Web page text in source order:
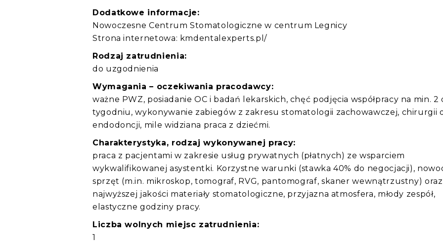
Dodatkowe informacje:
Nowoczesne Centrum Stomatologiczne w centrum Legnicy
Strona internetowa: kmdentalexperts.pl/
Rodzaj zatrudnienia:
do uzgodnienia
Wymagania – oczekiwania pracodawcy:
ważne PWZ, posiadanie OC i badań lekarskich, chęć podjęcia współpracy na min. 2
tygodniu, wykonywanie zabiegów z zakresu stomatologii zachowawczej, chirurgii
endodoncji, mile widziana praca z dziećmi.
Charakterystyka, rodzaj wykonywanej pracy:
praca z pacjentami w zakresie usług prywatnych (płatnych) ze wsparciem
wykwalifikowanej asystentki. Korzystne warunki (stawka 40% do negocjacji),
sprzęt (m.in. mikroskop, tomograf, RVG, pantomograf, skaner wewnątrzustny) oraz
najwyższej jakości materiały stomatologiczne, przyjazna atmosfera, młody zespół,
elastyczne godziny pracy.
Liczba wolnych miejsc zatrudnienia:
1